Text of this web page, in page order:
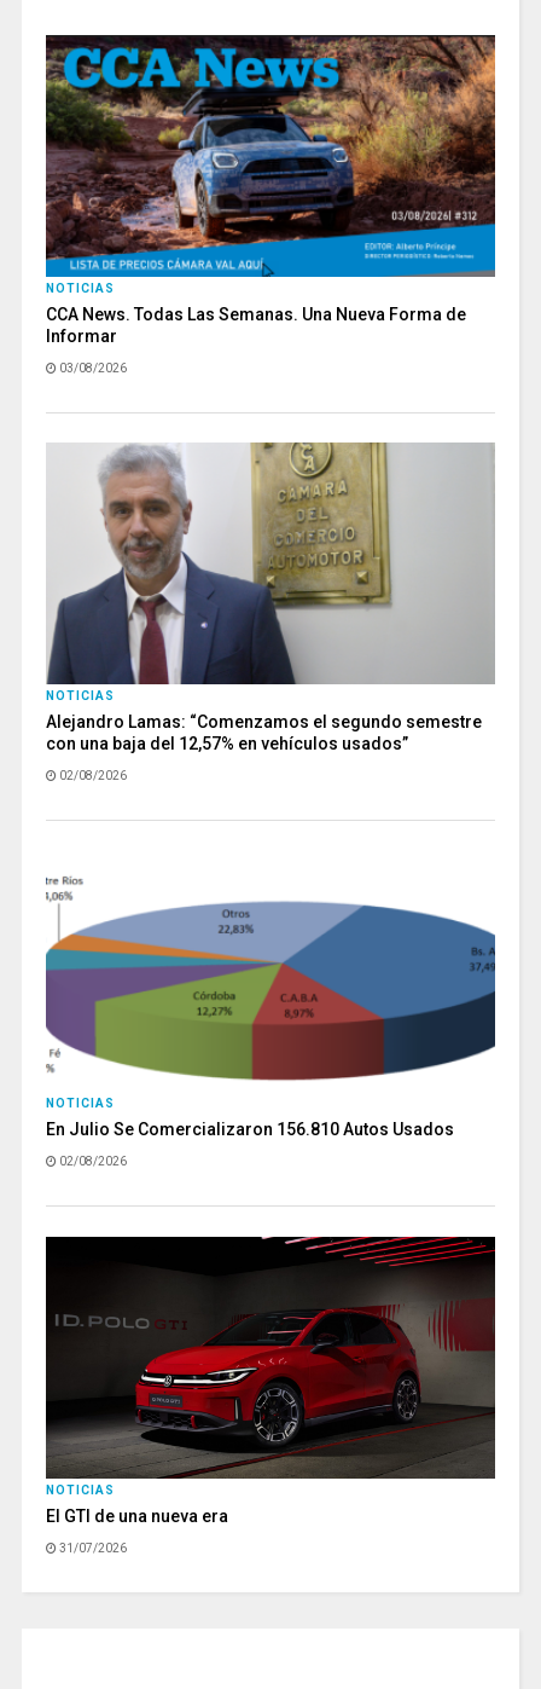
NOTICIAS
CCA News. Todas Las Semanas. Una Nueva Forma de
Informar
03/08/2026
NOTICIAS
Alejandro Lamas: “Comenzamos el segundo semestre
con una baja del 12,57% en vehículos usados”
02/08/2026
NOTICIAS
En Julio Se Comercializaron 156.810 Autos Usados
02/08/2026
NOTICIAS
El GTI de una nueva era
31/07/2026